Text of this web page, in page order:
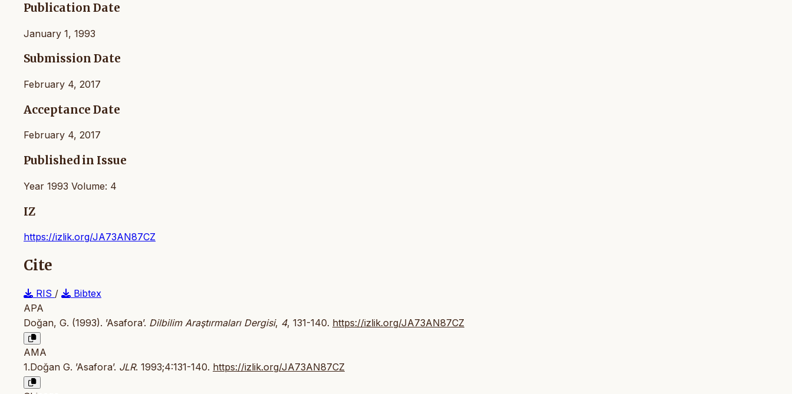
Publication Date
January 1, 1993
Submission Date
February 4, 2017
Acceptance Date
February 4, 2017
Published in Issue
Year 1993 Volume: 4
IZ
https://izlik.org/JA73AN87CZ
Cite
RIS /
Bibtex
APA
Doğan, G. (1993). ’Asafora’. Dilbilim Araştırmaları Dergisi, 4, 131-140. https://izlik.org/JA73AN87CZ
AMA
1.Doğan G. ’Asafora’. JLR. 1993;4:131-140. https://izlik.org/JA73AN87CZ